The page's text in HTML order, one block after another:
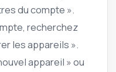
du compte ».
recherchez
les appareils ».
appareil » ou